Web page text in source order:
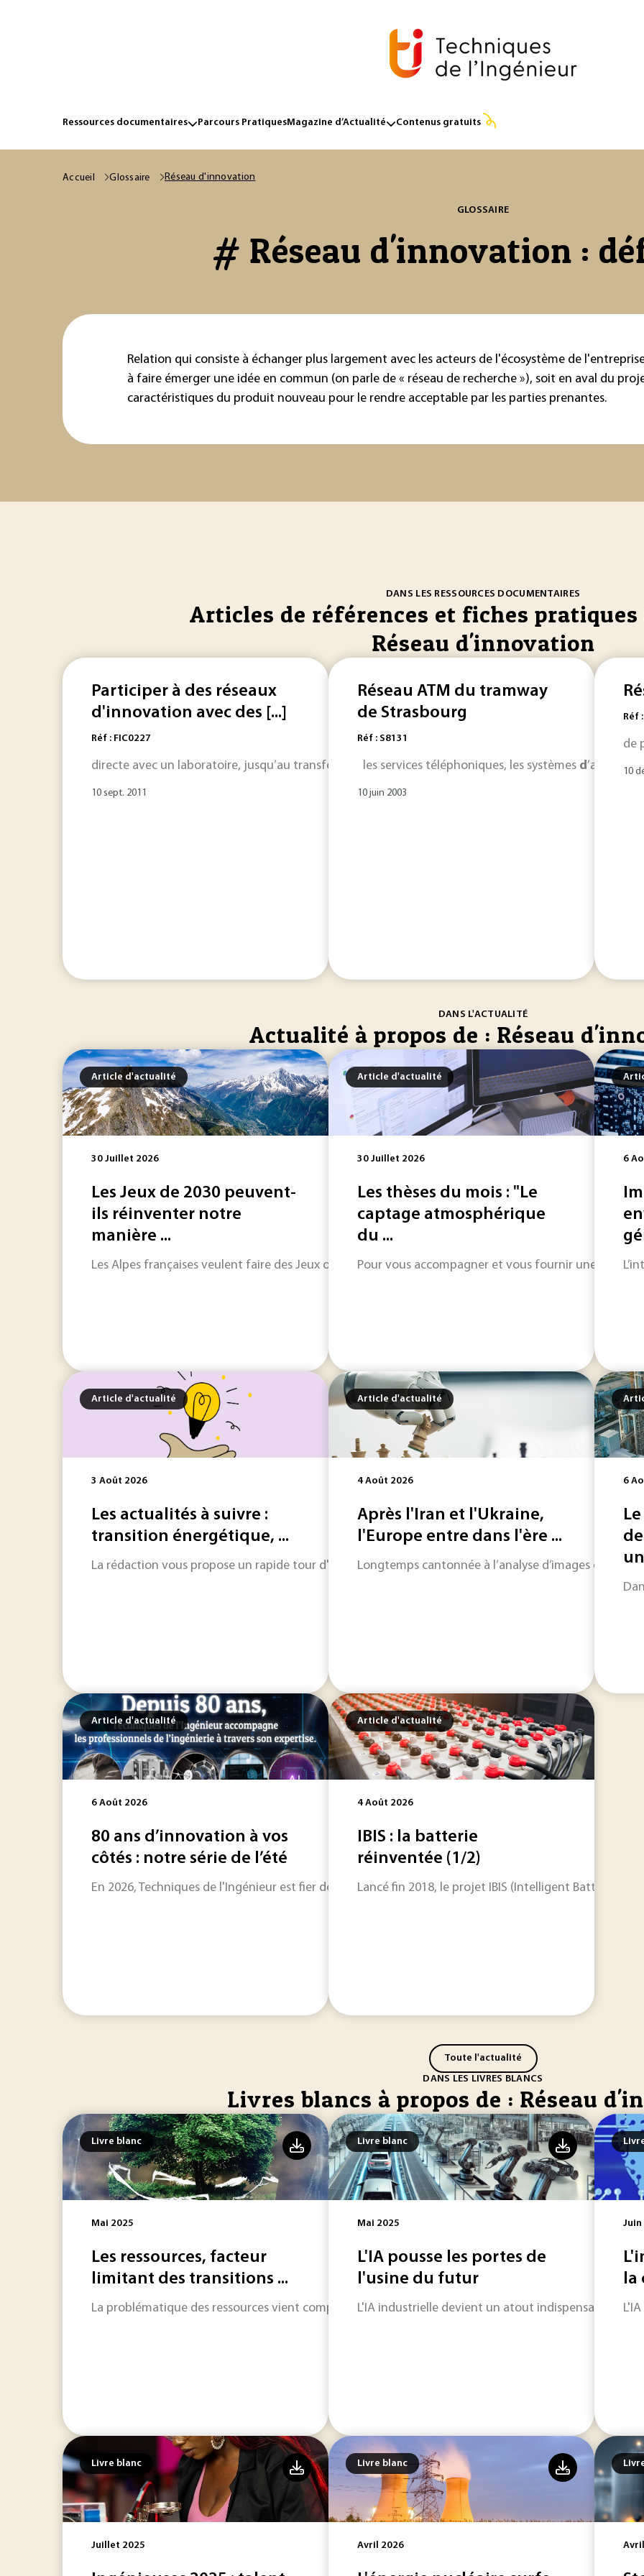
Ressources documentaires Parcours PratiquesMagazine d’Actualité Contenus gratuits
Accueil Glossaire Réseau d'innovation
GLOSSAIRE
# Réseau d'innovation :
Relation qui consiste à échanger plus largement avec les acteurs de l'écosystème de
à faire émerger une idée en commun (on parle de « réseau de recherche »), soit en aval du
caractéristiques du produit nouveau pour le rendre acceptable par les parties prenantes.
DANS LES RESSOURCES DOCUMENTAIRES
Articles de références et fiches pratiques
Réseau d'innovation
Participer à des réseaux
d'innovation avec des [...]
Réf : FIC0227
directe avec un laboratoire, jusqu’au transfert de technologie. Que votre besoind’innovation
10 sept. 2011
Réseau ATM du tramway
de Strasbourg
Réf : S8131
les services téléphoniques, les systèmes d’aide à
10 juin 2003
Réf
de
10
DANS L'ACTUALITÉ
Actualité à propos de : Réseau
Article d'actualité
30 Juillet 2026
Les Jeux de 2030 peuvent-
ils réinventer notre
manière ...
Les Alpes françaises veulent faire des Jeux olympiques et paralympiques d’hiver de 2030 un
Article d'actualité
30 Juillet 2026
Les thèses du mois : "Le
captage atmosphérique
du ...
Pour vous accompagner et vous fournir une
6
Article d'actualité
3 Août 2026
Les actualités à suivre :
transition énergétique, ...
La rédaction vous propose un rapide tour d'horizon sur les informations qui feront l'actualité
Article d'actualité
4 Août 2026
Après l'Iran et l'Ukraine,
l'Europe entre dans l'ère ...
Longtemps cantonnée à l’analyse d’images ou à
6
Article d'actualité
6 Août 2026
80 ans d’innovation à vos
côtés : notre série de l’été
En 2026, Techniques de l'Ingénieur est fier de célébrer ses 80 ans, aux côtés des ingénieurs et
Article d'actualité
4 Août 2026
IBIS : la batterie
réinventée (1/2)
Lancé fin 2018, le projet IBIS (Intelligent Battery
Toute l'actualité
DANS LES LIVRES BLANCS
Livres blancs à propos de : Réseau
Livre blanc
Mai 2025
Les ressources, facteur
limitant des transitions ...
La problématique des ressources vient compliquer l'équation de la transition écologique.
Livre blanc
Mai 2025
L'IA pousse les portes de
l'usine du futur
L'IA industrielle devient un atout indispensable pour
Juin
la
Livre blanc
Juillet 2025
Livre blanc
Avril 2026